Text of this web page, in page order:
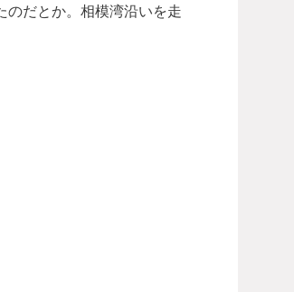
だとか。相模湾沿いを走